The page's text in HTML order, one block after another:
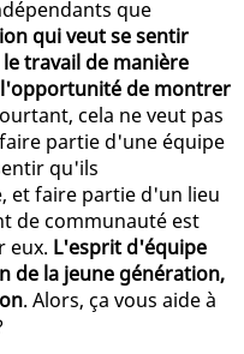
que
qui veut se sentir
travail de manière
de montrer
cela ne veut pas
partie d'une équipe
qu'ils
et faire partie d'un lieu
de communauté est
eux. L'esprit d'équipe
de la jeune génération,
. Alors, ça vous aide à